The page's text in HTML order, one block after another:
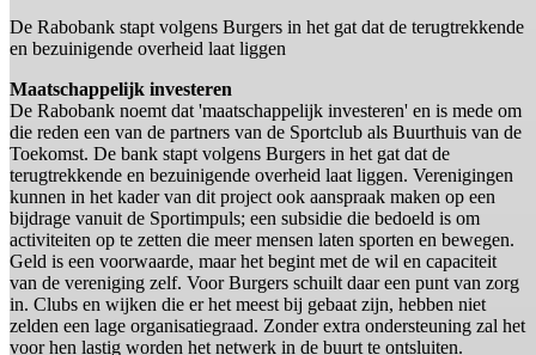
De Rabobank stapt volgens Burgers in het gat dat de terugtrekkende
en bezuinigende overheid laat liggen
Maatschappelijk investeren
De Rabobank noemt dat 'maatschappelijk investeren' en is mede om
die reden een van de partners van de Sportclub als Buurthuis van de
Toekomst. De bank stapt volgens Burgers in het gat dat de
terugtrekkende en bezuinigende overheid laat liggen. Verenigingen
kunnen in het kader van dit project ook aanspraak maken op een
bijdrage vanuit de Sportimpuls; een subsidie die bedoeld is om
activiteiten op te zetten die meer mensen laten sporten en bewegen.
Geld is een voorwaarde, maar het begint met de wil en capaciteit
van de vereniging zelf. Voor Burgers schuilt daar een punt van zorg
in. Clubs en wijken die er het meest bij gebaat zijn, hebben niet
zelden een lage organisatiegraad. Zonder extra ondersteuning zal het
voor hen lastig worden het netwerk in de buurt te ontsluiten.